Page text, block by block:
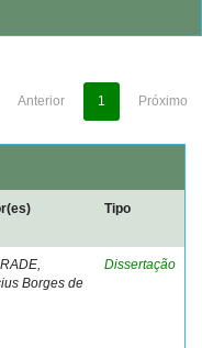
Anterior 1 Próximo
Tipo
Borges de
Dissertação